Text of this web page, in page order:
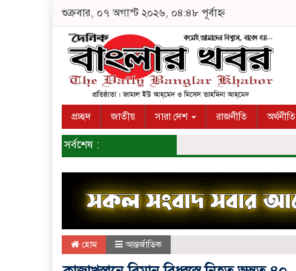
শুক্রবার, ০৭ অগাস্ট ২০২৬, ০৪:৪৮ পূর্বাহ্ন
প্রচ্ছদ জাতীয় সারা দেশ রাজনীতি অর্থনীতি
সর্বশেষ :
হোম আন্তর্জাতিক